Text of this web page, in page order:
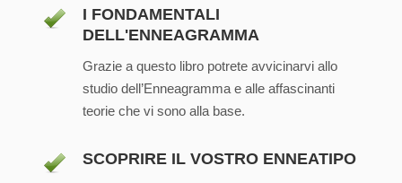
I FONDAMENTALI
DELL'ENNEAGRAMMA
Grazie a questo libro potrete avvicinarvi allo
studio dell’Enneagramma e alle affascinanti
teorie che vi sono alla base.
SCOPRIRE IL VOSTRO ENNEATIPO